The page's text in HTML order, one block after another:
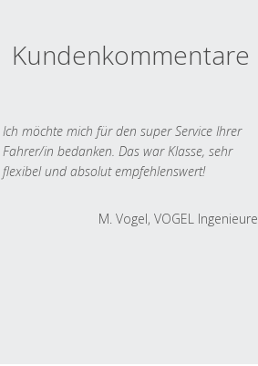
Kundenkommentare
Ich möchte mich für den super Service Ihrer
Fahrer/in bedanken. Das war Klasse, sehr
flexibel und absolut empfehlenswert!
M. Vogel, VOGEL Ingenieure